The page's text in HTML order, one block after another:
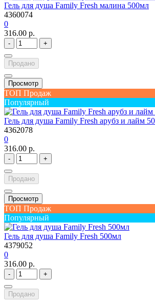
Гель для душа Family Fresh малина 500мл
4360074
0
316.00 р.
- +
Продано
Просмотр
ТОП Продаж
Популярный
Гель для душа Family Fresh арубз и лайм
4362078
0
316.00 р.
- +
Продано
Просмотр
ТОП Продаж
Популярный
Гель для душа Family Fresh 500мл
4379052
0
316.00 р.
- +
Продано